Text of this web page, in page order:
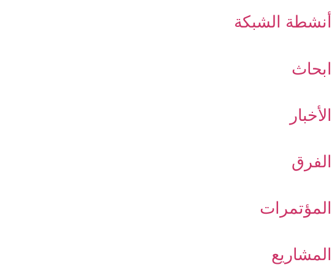
أنشطة الشبكة
ابحاث
الأخبار
الفرق
المؤتمرات
المشاريع